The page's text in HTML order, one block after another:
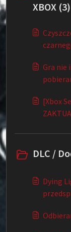
XBOX (3)
Gra nie
[Xbox
DLC /
Dying